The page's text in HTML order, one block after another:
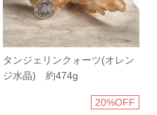
タンジェリンクォーツ(オレン
ジ水晶) 約474g
20%OFF